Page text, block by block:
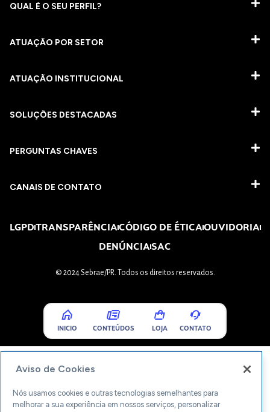
QUAL É O SEU PERFIL?
ATUAÇÃO POR SETOR
ATUAÇÃO INSTITUCIONAL
SOLUÇÕES DESTACADAS
PERGUNTAS CHAVES​
CANAIS DE CONTATO
LGPDTRANSPARÊNCIACÓDIGO DE ÉTICAOUVIDORIA
DENÚNCIASAC
© 2024 Sebrae/PR. Todos os direitos reservados.
INICIO CONTEÚDOS LOJA CONTATO
Aviso de Cookies
Nós usamos cookies e outras tecnologias semelhantes para
melhorar a sua experiência em nossos serviços, personalizar